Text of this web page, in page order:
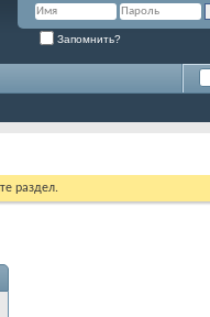
Запомнить?
раздел.